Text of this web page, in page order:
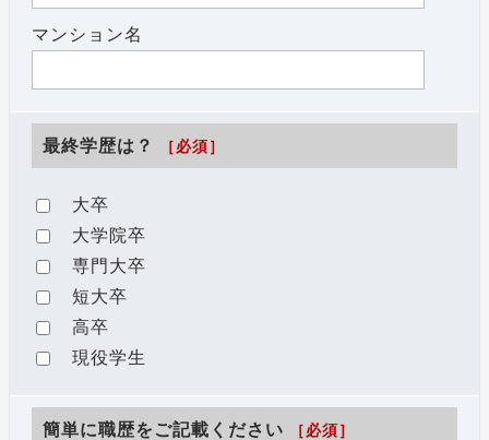
マンション名
最終学歴は？ ［必須］
大卒
大学院卒
専門大卒
短大卒
高卒
現役学生
簡単に職歴をご記載ください ［必須］